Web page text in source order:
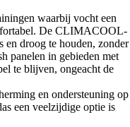
waarbij vocht een
De CLIMACOOL-
en droog te houden, zonder
panelen in gebieden met
te blijven, ongeacht de
en ondersteuning op
een veelzijdige optie is